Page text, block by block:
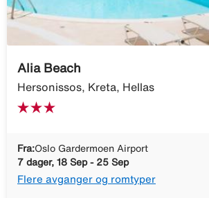
Alia Beach
Hersonissos, Kreta, Hellas
Fra:Oslo Gardermoen Airport
7 dager, 18 Sep - 25 Sep
Flere avganger og romtyper